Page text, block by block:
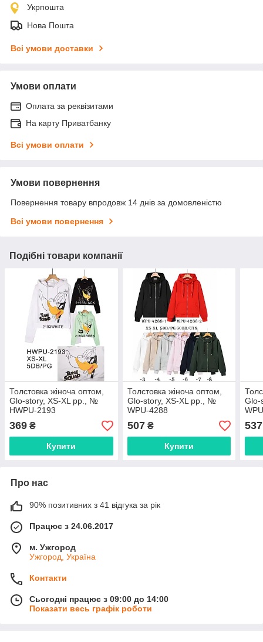
Укрпошта
Нова Пошта
Всі умови доставки
Умови оплати
Оплата за реквізитами
На карту Приватбанку
Всі умови оплати
Умови повернення
Повернення товару впродовж 14 днів за домовленістю
Всі умови повернення
Подібні товари компанії
Толстовка жіноча оптом,
Glo-story, XS-XL рр., №
HWPU-2193
369 ₴
Купити
Толстовка жіноча оптом,
Glo-story, XS-XL рр., №
WPU-4288
507₴
Купити
Glo-
537
Про нас
90% позитивних з 41 відгука за рік
Працює з 24.06.2017
м. Ужгород
Ужгород, Україна
Контакти
Сьогодні працює з 09:00 до 14:00
Показати весь графік роботи